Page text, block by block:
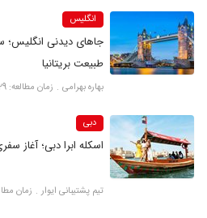
انگلیس
جاهای دیدنی انگلیس؛
طبیعت بریتانیا
بهاره بهرامی زمان مطالعه: 29 دقیقه
دبی
اسکله ابرا دبی؛ آغاز
تیم پشتیبانی ایوار زمان مطالعه: